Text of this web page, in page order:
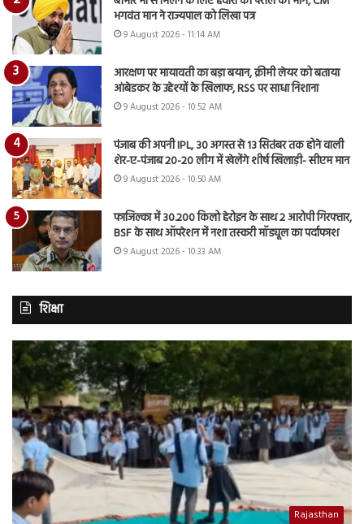
भगवंत मान ने राज्यपाल को लिखा पत्र
9 August 2026 - 11:14 AM
आरक्षण पर मायावती का बड़ा बयान, क्रीमी लेयर को बताया
आंबेडकर के उद्देश्यों के खिलाफ, RSS पर साधा निशाना
9 August 2026 - 10:52 AM
पंजाब की अपनी IPL, 30 अगस्त से 13 सितंबर तक होने वाली
शेर-ए-पंजाब 20-20 लीग में खेलेंगे शीर्ष खिलाड़ी- सीएम मान
9 August 2026 - 10:50 AM
फाजिल्का में 30.200 किलो हेरोइन के साथ 2 आरोपी गिरफ्तार,
BSF के साथ ऑपरेशन में नशा तस्करी मॉड्यूल का पर्दाफाश
9 August 2026 - 10:33 AM
शिक्षा
Rajasthan